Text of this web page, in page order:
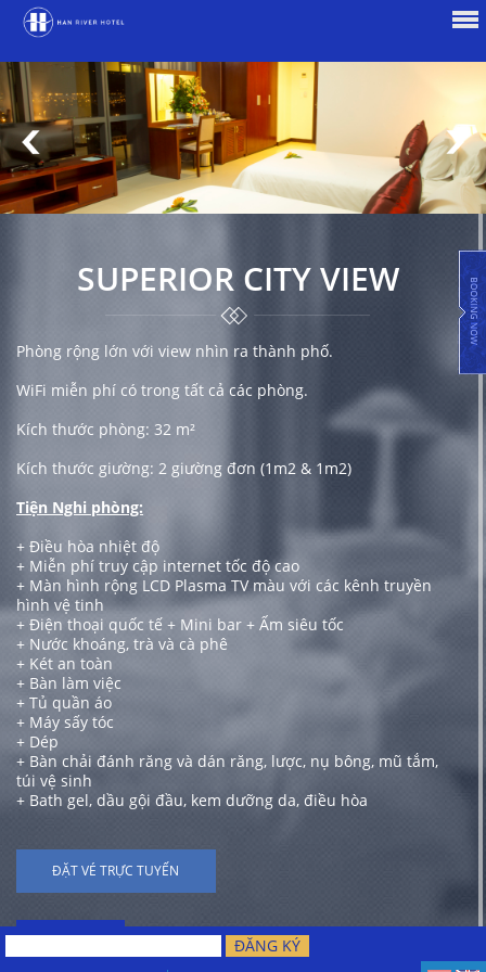
ĐĂNG KÝ
SUPERIOR CITY VIEW
Phòng rộng lớn với view nhìn ra thành phố.
WiFi miễn phí có trong tất cả các phòng.
Kích thước phòng: 32 m²
Kích thước giường: 2 giường đơn (1m2 & 1m2)
Tiện Nghi phòng:
+ Điều hòa nhiệt độ
+ Miễn phí truy cập internet tốc độ cao
+ Màn hình rộng LCD Plasma TV màu với các kênh truyền
hình vệ tinh
+ Điện thoại quốc tế + Mini bar + Ấm siêu tốc
+ Nước khoáng, trà và cà phê
+ Két an toàn
+ Bàn làm việc
+ Tủ quần áo
+ Máy sấy tóc
+ Dép
+ Bàn chải đánh răng và dán răng, lược, nụ bông, mũ tắm,
túi vệ sinh
+ Bath gel, dầu gội đầu, kem dưỡng da, điều hòa
ĐẶT VÉ TRỰC TUYẾN
← Trở lại